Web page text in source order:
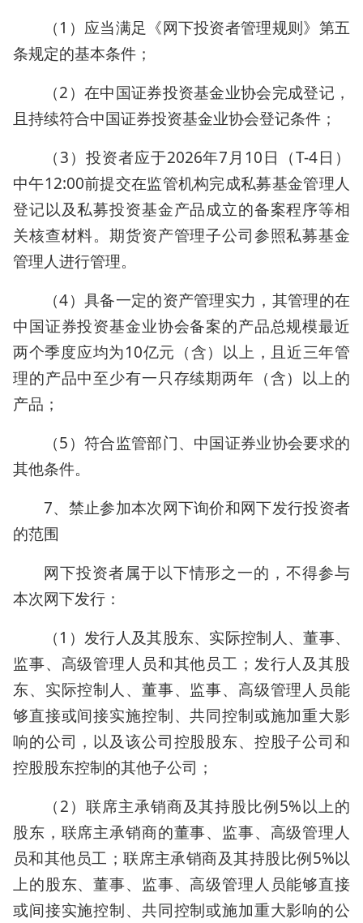
（1）应当满足《网下投资者管理规则》第五
条规定的基本条件；
（2）在中国证券投资基金业协会完成登记，
且持续符合中国证券投资基金业协会登记条件；
（3）投资者应于2026年7月10日（T-4日）
中午12:00前提交在监管机构完成私募基金管理人
登记以及私募投资基金产品成立的备案程序等相
关核查材料。期货资产管理子公司参照私募基金
管理人进行管理。
（4）具备一定的资产管理实力，其管理的在
中国证券投资基金业协会备案的产品总规模最近
两个季度应均为10亿元（含）以上，且近三年管
理的产品中至少有一只存续期两年（含）以上的
产品；
（5）符合监管部门、中国证券业协会要求的
其他条件。
7、禁止参加本次网下询价和网下发行投资者
的范围
网下投资者属于以下情形之一的，不得参与
本次网下发行：
（1）发行人及其股东、实际控制人、董事、
监事、高级管理人员和其他员工；发行人及其股
东、实际控制人、董事、监事、高级管理人员能
够直接或间接实施控制、共同控制或施加重大影
响的公司，以及该公司控股股东、控股子公司和
控股股东控制的其他子公司；
（2）联席主承销商及其持股比例5%以上的
股东，联席主承销商的董事、监事、高级管理人
员和其他员工；联席主承销商及其持股比例5%以
上的股东、董事、监事、高级管理人员能够直接
或间接实施控制、共同控制或施加重大影响的公